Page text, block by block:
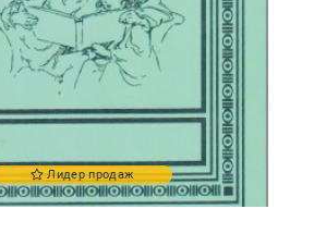
Лидер продаж